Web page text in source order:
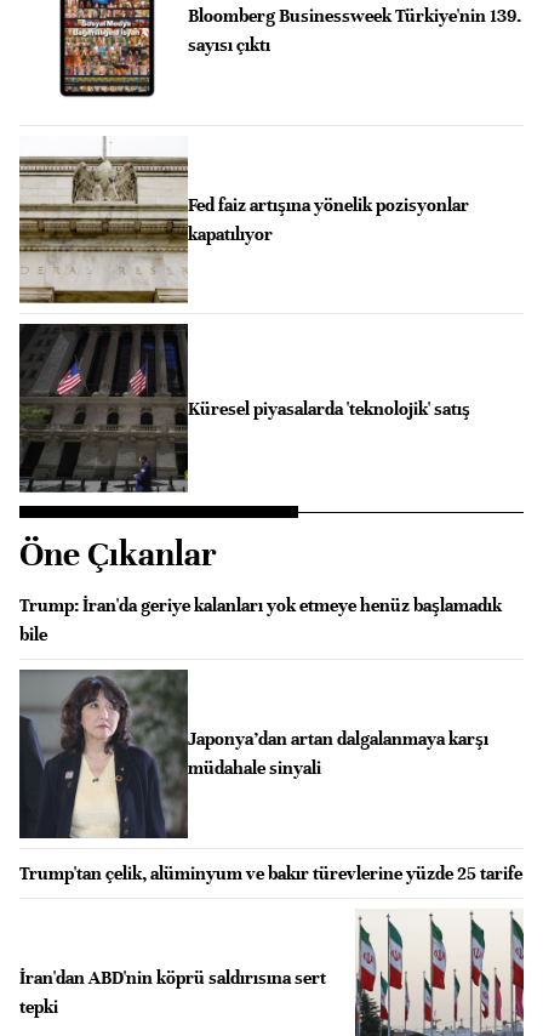
Bloomberg Businessweek Türkiye'nin 139.
sayısı çıktı
Fed faiz artışına yönelik pozisyonlar
kapatılıyor
Küresel piyasalarda 'teknolojik' satış
Öne Çıkanlar
Trump: İran'da geriye kalanları yok etmeye henüz başlamadık
bile
Japonya’dan artan dalgalanmaya karşı
müdahale sinyali
Trump'tan çelik, alüminyum ve bakır türevlerine yüzde 25 tarife
İran'dan ABD'nin köprü saldırısına sert
tepki